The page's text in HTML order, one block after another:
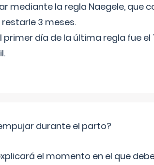
mediante la regla Naegele, que
3 meses.
primer día de la última regla fue
durante el parto?
el momento en el que